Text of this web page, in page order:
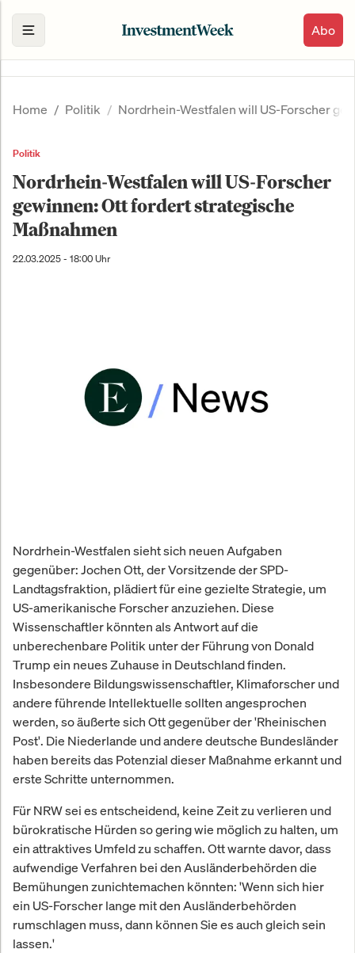
Abo
Home Politik Nordrhein-Westfalen will US-Forscher
Politik
Nordrhein-Westfalen will US-Forscher
gewinnen: Ott fordert strategische
Maßnahmen
22.03.2025 - 18:00 Uhr
Nordrhein-Westfalen sieht sich neuen Aufgaben
gegenüber: Jochen Ott, der Vorsitzende der SPD-
Landtagsfraktion, plädiert für eine gezielte Strategie, um
US-amerikanische Forscher anzuziehen. Diese
Wissenschaftler könnten als Antwort auf die
unberechenbare Politik unter der Führung von Donald
Trump ein neues Zuhause in Deutschland finden.
Insbesondere Bildungswissenschaftler, Klimaforscher und
andere führende Intellektuelle sollten angesprochen
werden, so äußerte sich Ott gegenüber der 'Rheinischen
Post'. Die Niederlande und andere deutsche Bundesländer
haben bereits das Potenzial dieser Maßnahme erkannt und
erste Schritte unternommen.
Für NRW sei es entscheidend, keine Zeit zu verlieren und
bürokratische Hürden so gering wie möglich zu halten, um
ein attraktives Umfeld zu schaffen. Ott warnte davor, dass
aufwendige Verfahren bei den Ausländerbehörden die
Bemühungen zunichtemachen könnten: 'Wenn sich hier
ein US-Forscher lange mit den Ausländerbehörden
rumschlagen muss, dann können Sie es auch gleich sein
lassen.'